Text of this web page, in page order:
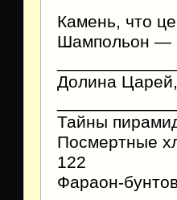
Камень, что
Шампольон —
Долина
Тайны
Посмертные
122
Фараон-